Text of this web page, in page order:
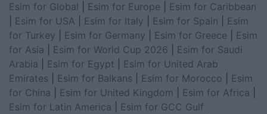
Esim for Global Esim for Europe
Esim for Caribbean
Esim for USA Esim for Italy Esim for Spain
Esim
for Turkey
Esim for Germany Esim for Greece
Esim
for Asia
Esim for World Cup 2026
Esim for Saudi
Arabia
Esim for Egypt
Esim for United Arab
Emirates
Esim for Balkans Esim for Morocco
Esim
for China
Esim for United Kingdom Esim for Africa
Esim for Latin America
Esim for GCC Gulf